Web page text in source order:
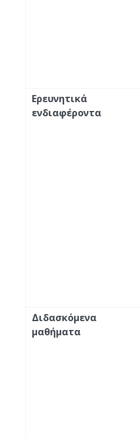
Ερευνητικά
ενδιαφέροντα
Διδασκόμενα
μαθήματα